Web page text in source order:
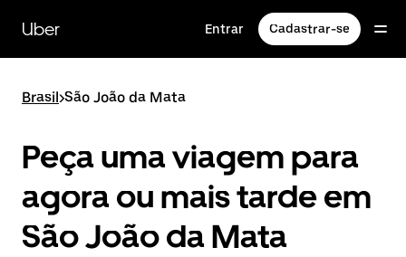
para
conteúdo
Uber Entrar Cadastrar-se
Brasil>São João da Mata
Peça uma viagem para
agora ou mais tarde em
São João da Mata